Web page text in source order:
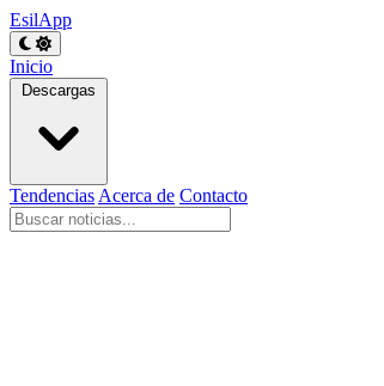
EsilApp
Inicio
Descargas
Tendencias Acerca de Contacto